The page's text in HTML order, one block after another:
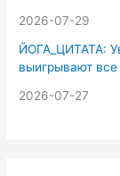
2026-07-29
ЙОГА_ЦИТАТА:
выигрывают все
2026-07-27